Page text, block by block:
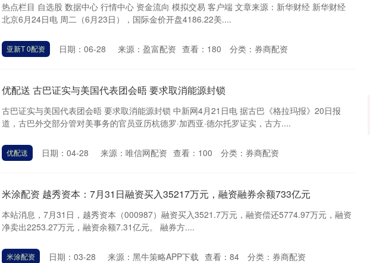
热点栏目 自选股 数据中心 行情中心 资金流向 模拟交易 客户端 文章来源：新华财经 新华财经
北京6月24日电 周二（6月23日），国际金价开盘4186.22美....
亚新T 0配资 日期：06-28 来源：盈富配资 查看： 180 分类： 券商配资
优配送 古巴证实与美国代表团会晤 要求取消能源封锁
古巴证实与美国代表团会晤 要求取消能源封锁 中新网4月21日电 据古巴《格拉玛报》20日报
道，古巴外交部分管对美事务的官员亚历杭德罗·加西亚·德尔托罗证实，古方....
优配送 日期：04-28 来源：唯信网配资 查看： 100 分类： 券商配资
米涂配资 越秀资本：7月31日融资买入35217万元，融资融券余额733亿元
本站消息，7月31日，越秀资本（000987）融资买入3521.7万元，融资偿还5774.97万元，融资
净卖出2253.27万元，融资余额7.31亿元。 融券方....
米涂配资 日期：03-28 来源：黑牛策略APP下载 查看： 84 分类： 券商配资
14311.01 200.89 1.42% 沪深300 4694.44 43.13